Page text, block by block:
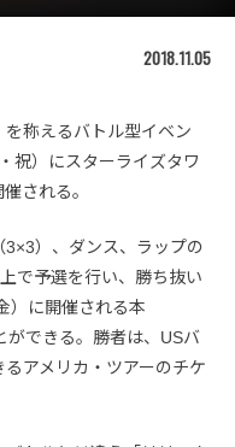
2018.11.05
称えるバトル型イベン
祝）にスターライズタワ
される。
）、ダンス、ラップの
で予選を行い、勝ち抜い
）に開催される本
ができる。勝者は、USバ
アメリカ・ツアーのチケ